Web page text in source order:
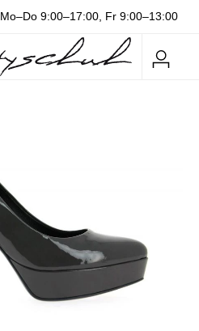
Mo–Do 9:00–17:00, Fr 9:00–13:00